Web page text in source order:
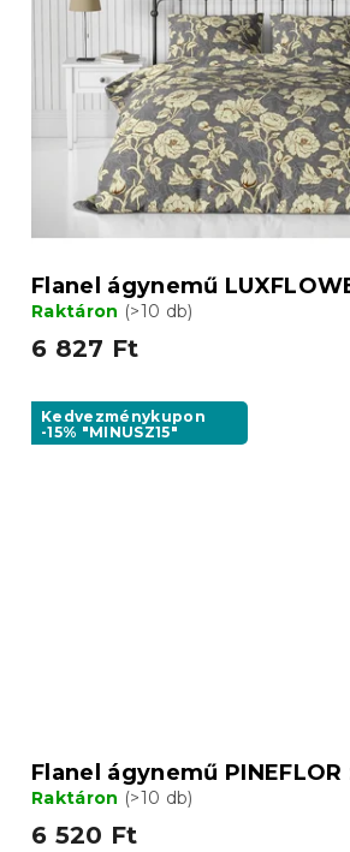
Flanel ágynemű
Raktáron (>10 db)
6 827 Ft
Kedvezménykupon
-15% "MINUSZ15"
Flanel ágynemű PINEFLOR
Raktáron (>10 db)
6 520 Ft